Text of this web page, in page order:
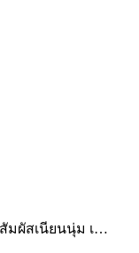
มผัสเนียนนุ่ม เ…